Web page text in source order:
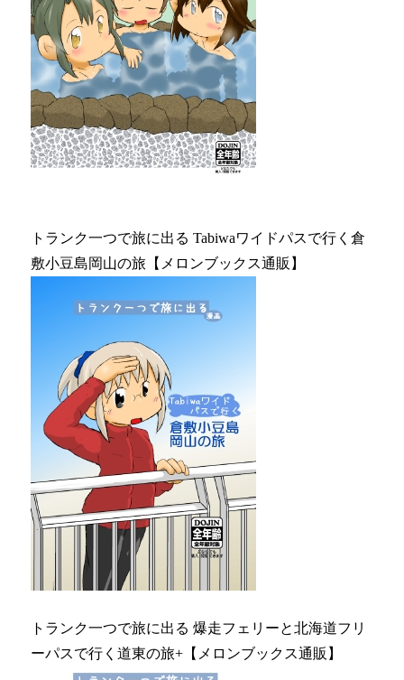
トランク一つで旅に出る Tabiwaワイドパスで行く倉
敷小豆島岡山の旅【メロンブックス通販】
トランク一つで旅に出る 爆走フェリーと北海道フリ
ーパスで行く道東の旅+【メロンブックス通販】